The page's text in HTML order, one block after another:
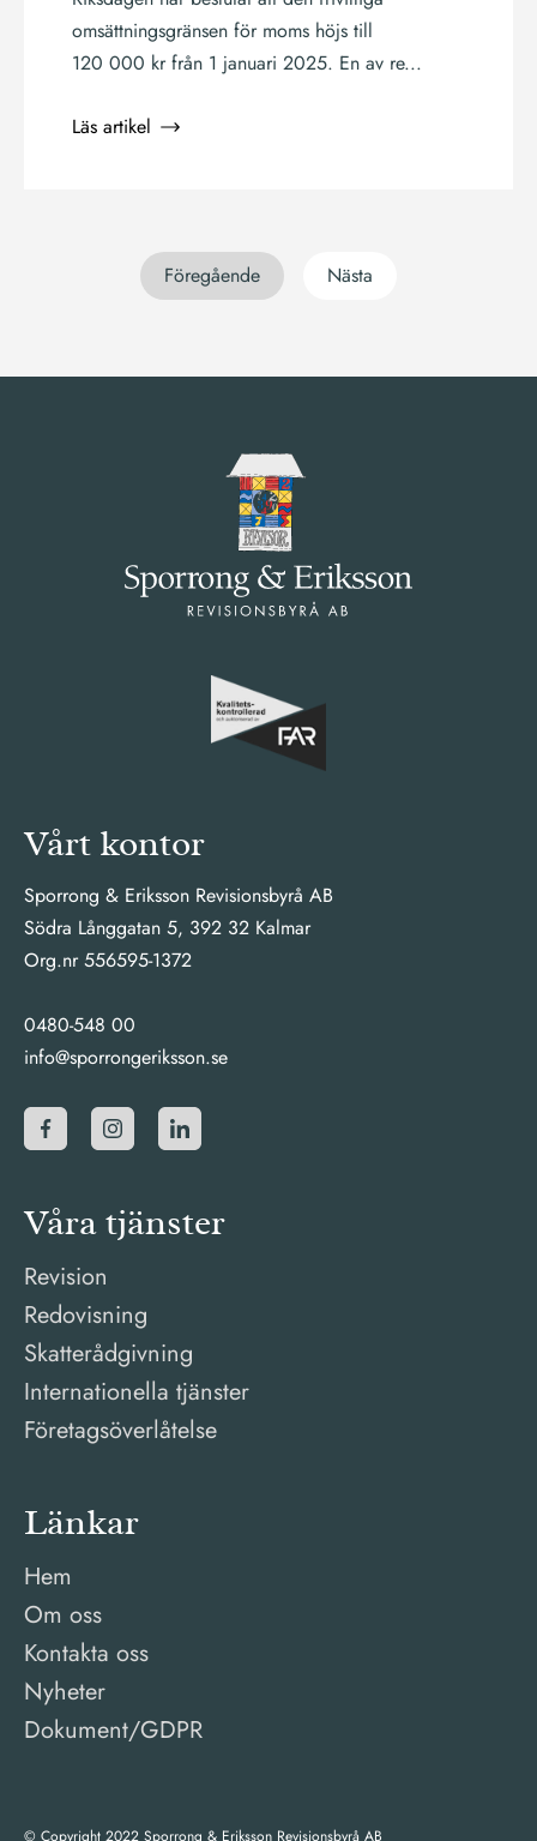
omsättningsgränsen för moms höjs till
120 000 kr från 1 januari 2025. En av re...
Läs artikel
Föregående Nästa
Vårt kontor
Sporrong & Eriksson Revisionsbyrå AB
Södra Långgatan 5, 392 32 Kalmar
Org.nr 556595-1372
0480-548 00
info@sporrongeriksson.se
Våra tjänster
Revision
Redovisning
Skatterådgivning
Internationella tjänster
Företagsöverlåtelse
Länkar
Hem
Om oss
Kontakta oss
Nyheter
Dokument/GDPR
© Copyright 2022 Sporrong & Eriksson Revisionsbyrå AB